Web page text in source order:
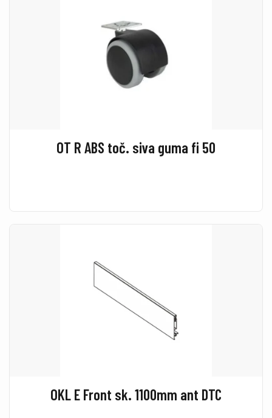
OT R ABS toč. siva guma fi 50
OKL E Front sk. 1100mm ant DTC